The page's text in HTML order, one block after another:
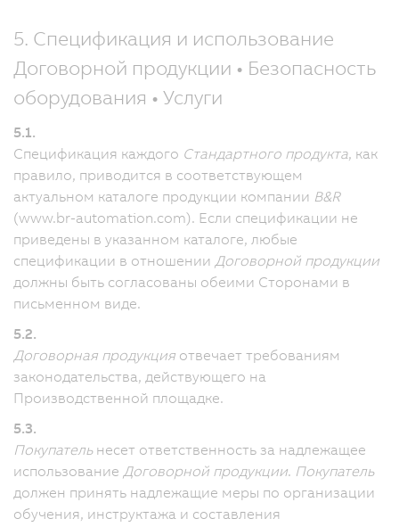
5. Спецификация и использование
Договорной продукции • Безопасность
оборудования • Услуги
5.1.
Спецификация каждого Стандартного продукта, как
правило, приводится в соответствующем
актуальном каталоге продукции компании B&R
(www.br-automation.com). Если спецификации не
приведены в указанном каталоге, любые
спецификации в отношении Договорной продукции
должны быть согласованы обеими Сторонами в
письменном виде.
5.2.
Договорная продукция отвечает требованиям
законодательства, действующего на
Производственной площадке.
5.3.
Покупательнесет ответственность за надлежащее
использование Договорной продукции. Покупатель
должен принять надлежащие меры по организации
обучения, инструктажа и составления